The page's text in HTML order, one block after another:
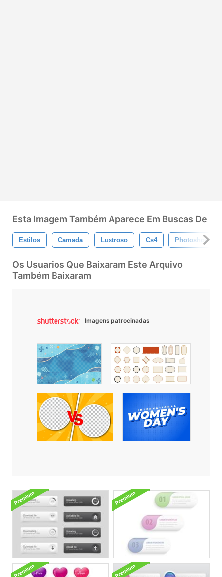
Esta Imagem Também Aparece Em Buscas De
Estilos Camada Lustroso Cs4 Photoshop
Os Usuarios Que Baixaram Este Arquivo
Também Baixaram
Imagens patrocinadas